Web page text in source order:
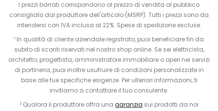
I prezzi barrati corrispondono al prezzo di vendita al pubblico
consigliato dal produttore dell'articolo (MSRP). Tutti i prezzi sono da
intendersi con IVA inclusa al 22%. Spese di spedizione escluse.
¹ In qualità di cliente aziendale registrato, puoi beneficiare fin da
subito di sconti riservati nel nostro shop online. Se sei elettricista,
architetto, progettista, amministratore immobiliare o operi nei servizi
di portineria, puoi inoltre usufruire di condizioni personalizzate in
base alle tue specifiche esigenze. Per ulteriori informazioni, ti
invitiamo a contattare il tuo consulente.
² Qualora il produttore offra una garanzia sui prodotti da noi